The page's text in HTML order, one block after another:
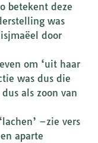
betekent deze
was
door
om ‘uit haar
was dus die
als zoon van
–zie vers
aparte